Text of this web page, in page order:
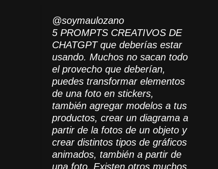
@soymaulozano
5 PROMPTS CREATIVOS DE
CHATGPT que deberías estar
usando. Muchos no sacan todo
el provecho que deberían,
puedes transformar elementos
de una foto en stickers,
también agregar modelos a tus
productos, crear un diagrama a
partir de la fotos de un objeto y
crear distintos tipos de gráficos
animados, también a partir de
una foto. Existen otros muchos